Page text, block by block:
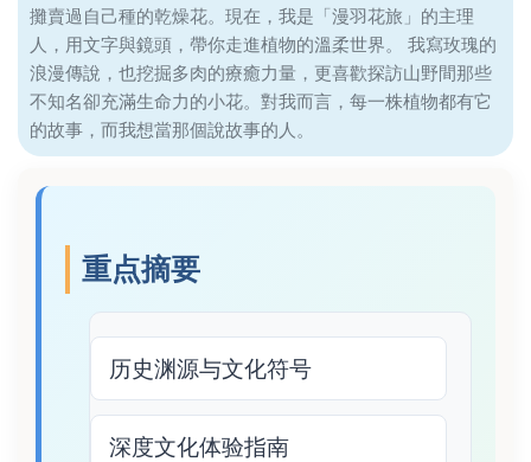
攤賣過自己種的乾燥花。現在，我是「漫羽花旅」的主理
人，用文字與鏡頭，帶你走進植物的溫柔世界。 我寫玫瑰的
浪漫傳說，也挖掘多肉的療癒力量，更喜歡探訪山野間那些
不知名卻充滿生命力的小花。對我而言，每一株植物都有它
的故事，而我想當那個說故事的人。
重点摘要
历史渊源与文化符号
深度文化体验指南